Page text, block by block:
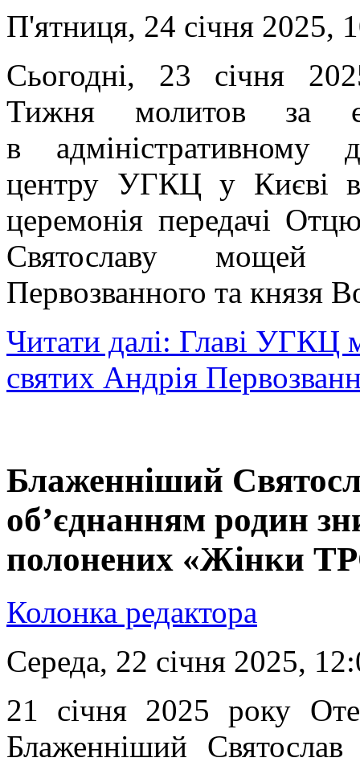
П'ятниця, 24 січня 2025,
Сьогодні, 23 січня
Тижня молитов за
в адміністративному
центру УГКЦ у Києві
церемонія передачі
Святославу мощей
Первозванного та князя
Читати далі: Главі
святих Андрія
Блаженніший
об’єднанням родин
полонених «Жінки
Колонка редактора
Середа, 22 січня 2025,
21 січня 2025 року
Блаженніший Святослав